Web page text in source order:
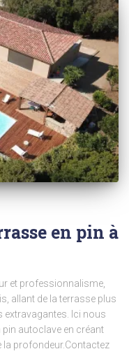
en pin à
et professionnalisme,
allant de la terrasse plus
Ici nous
autoclave en créant
la profondeur.Contactez